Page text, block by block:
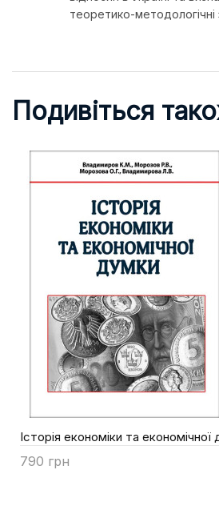
теоретико-методологічні
Подивіться
Історія економіки та економічної
790 грн